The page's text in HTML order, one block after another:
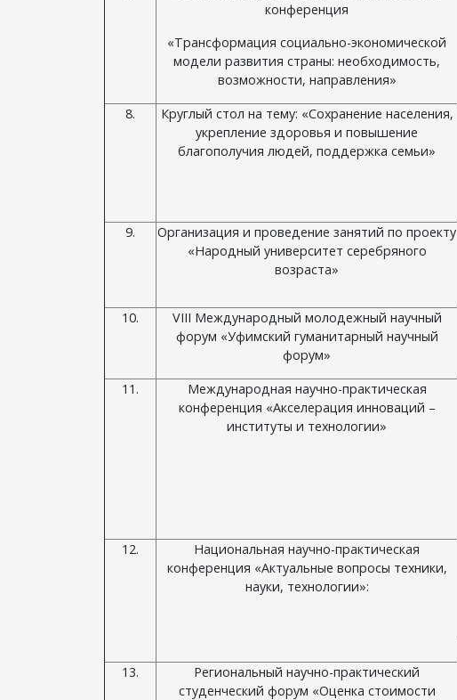
конференция
«Трансформация социально-экономической
модели развития страны: необходимость,
возможности, направления»
8.
Круглый стол на тему: «Сохранение населения,
укрепление здоровья и повышение
благополучия людей, поддержка семьи»
9.
Организация и проведение занятий по проекту
«Народный университет серебряного
возраста»
10.
VIII Международный молодежный научный
форум «Уфимский гуманитарный научный
форум»
11.
Международная научно-практическая
конференция «Акселерация инноваций –
институты и технологии»
12.
Национальная научно-практическая
конференция «Актуальные вопросы техники,
науки, технологии»:
13.
Региональный научно-практический
студенческий форум «Оценка стоимости